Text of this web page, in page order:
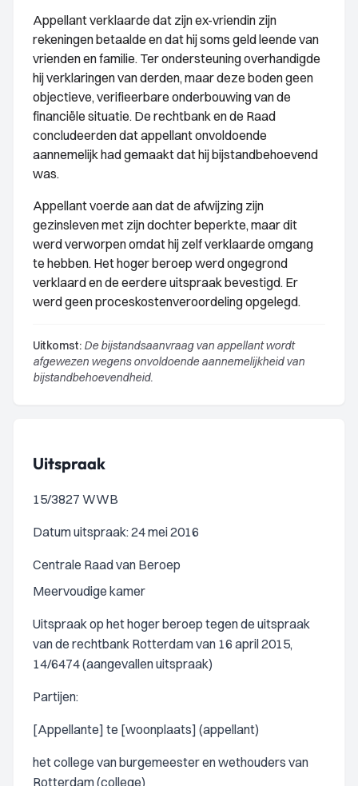
Appellant verklaarde dat zijn ex-vriendin zijn
rekeningen betaalde en dat hij soms geld leende van
vrienden en familie. Ter ondersteuning overhandigde
hij verklaringen van derden, maar deze boden geen
objectieve, verifieerbare onderbouwing van de
financiële situatie. De rechtbank en de Raad
concludeerden dat appellant onvoldoende
aannemelijk had gemaakt dat hij bijstandbehoevend
was.
Appellant voerde aan dat de afwijzing zijn
gezinsleven met zijn dochter beperkte, maar dit
werd verworpen omdat hij zelf verklaarde omgang
te hebben. Het hoger beroep werd ongegrond
verklaard en de eerdere uitspraak bevestigd. Er
werd geen proceskostenveroordeling opgelegd.
Uitkomst: De bijstandsaanvraag van appellant wordt
afgewezen wegens onvoldoende aannemelijkheid van
bijstandbehoevendheid.
Uitspraak
15/3827 WWB
Datum uitspraak: 24 mei 2016
Centrale Raad van Beroep
Meervoudige kamer
Uitspraak op het hoger beroep tegen de uitspraak
van de rechtbank Rotterdam van 16 april 2015,
14/6474 (aangevallen uitspraak)
Partijen:
[Appellante] te [woonplaats] (appellant)
het college van burgemeester en wethouders van
Rotterdam (college)